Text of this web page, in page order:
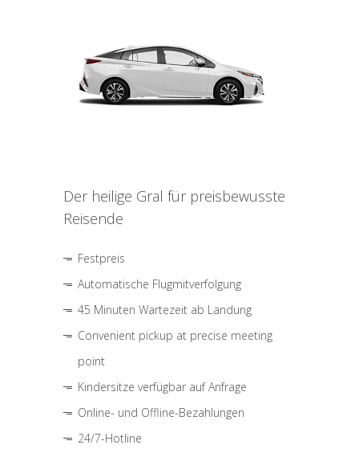
Der heilige Gral für preisbewusste
Reisende
Festpreis
Automatische Flugmitverfolgung
45 Minuten Wartezeit ab Landung
Convenient pickup at precise meeting
point
Kindersitze verfügbar auf Anfrage
Online- und Offline-Bezahlungen
24/7-Hotline